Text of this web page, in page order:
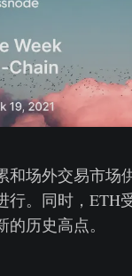
和场外交易市场
行。同时，ETH
历史高点。